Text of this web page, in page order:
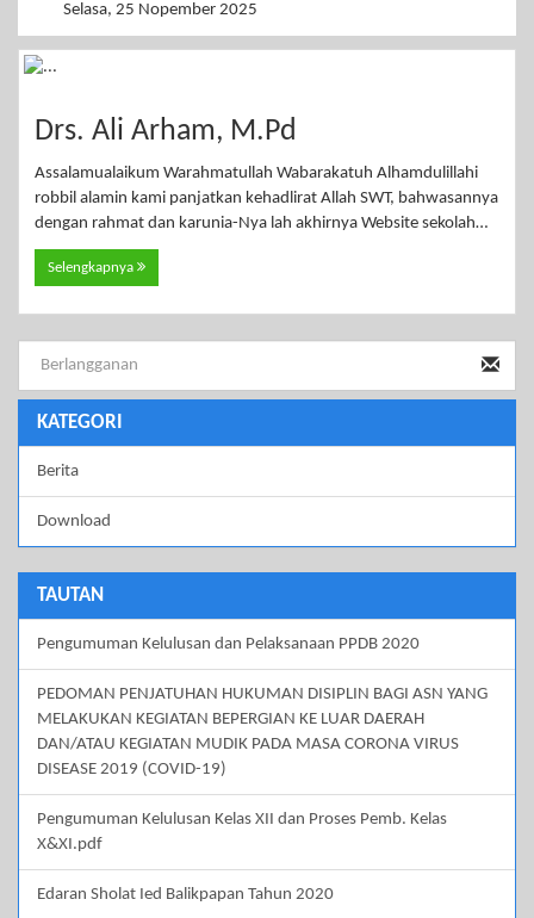
Selasa, 25 Nopember 2025
Drs. Ali Arham, M.Pd
Assalamualaikum Warahmatullah Wabarakatuh Alhamdulillahi
robbil alamin kami panjatkan kehadlirat Allah SWT, bahwasannya
dengan rahmat dan karunia-Nya lah akhirnya Website sekolah…
Selengkapnya
KATEGORI
Berita
Download
TAUTAN
Pengumuman Kelulusan dan Pelaksanaan PPDB 2020
PEDOMAN PENJATUHAN HUKUMAN DISIPLIN BAGI ASN YANG
MELAKUKAN KEGIATAN BEPERGIAN KE LUAR DAERAH
DAN/ATAU KEGIATAN MUDIK PADA MASA CORONA VIRUS
DISEASE 2019 (COVID-19)
Pengumuman Kelulusan Kelas XII dan Proses Pemb. Kelas
X&XI.pdf
Edaran Sholat Ied Balikpapan Tahun 2020